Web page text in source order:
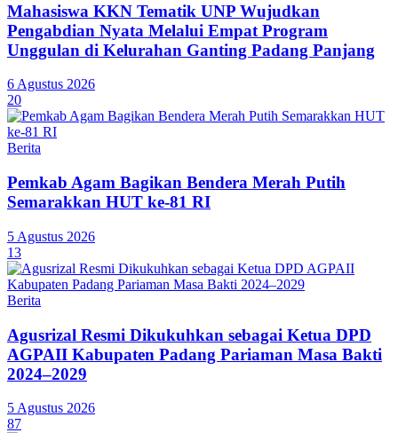
Mahasiswa KKN Tematik UNP Wujudkan
Pengabdian Nyata Melalui Empat Program
Unggulan di Kelurahan Ganting Padang Panjang
6 Agustus 2026
20
Berita
Pemkab Agam Bagikan Bendera Merah Putih
Semarakkan HUT ke-81 RI
5 Agustus 2026
13
Berita
Agusrizal Resmi Dikukuhkan sebagai Ketua DPD
AGPAII Kabupaten Padang Pariaman Masa Bakti
2024–2029
5 Agustus 2026
87